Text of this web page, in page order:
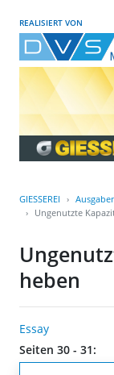
REALISIERT VON
GIESSEREI
Ungenutzte
heben
Essay
Seiten 30 - 31: